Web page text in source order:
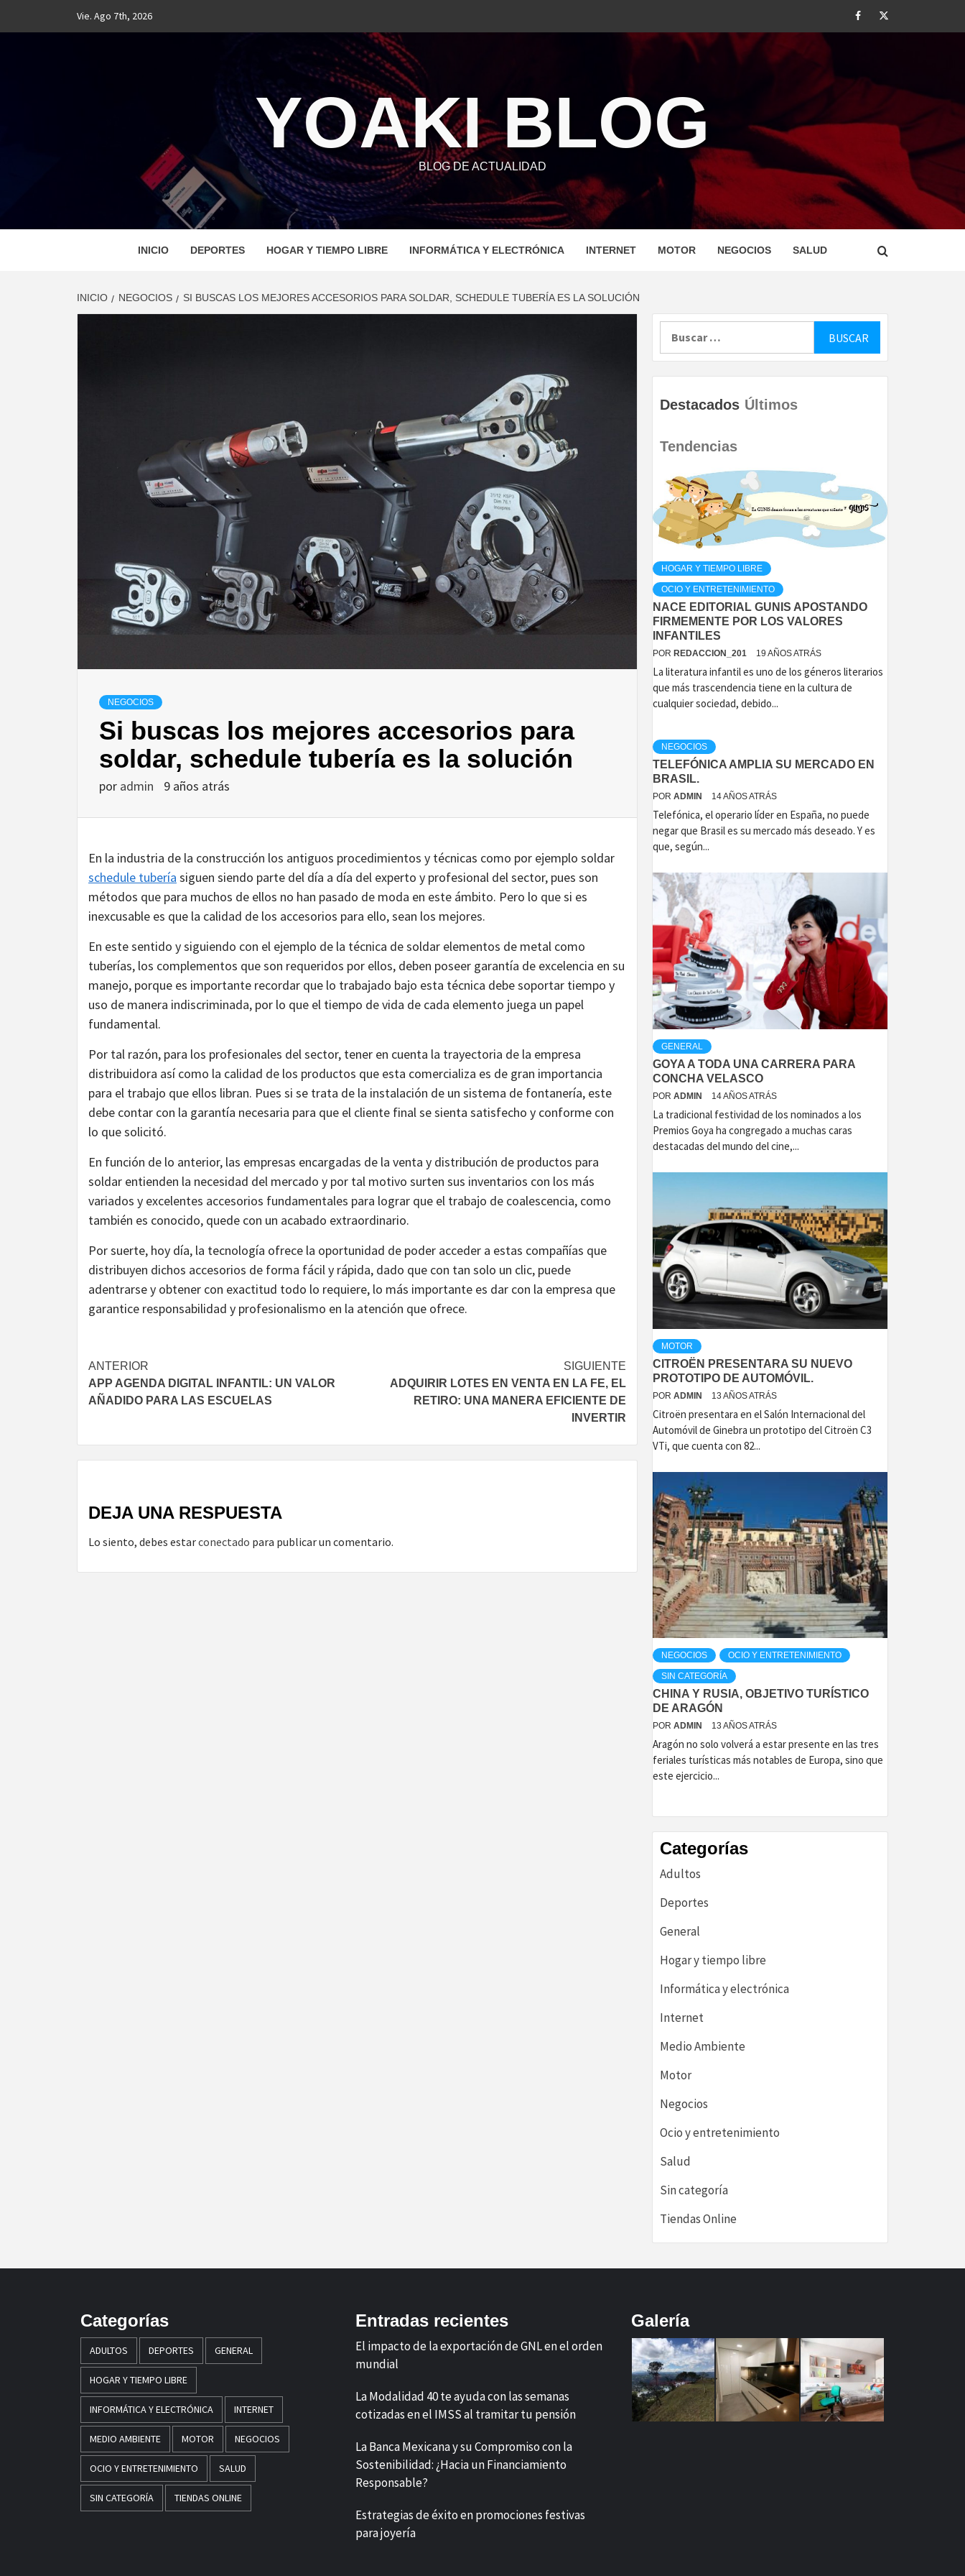
Vie. Ago 7th, 2026 # #
YOAKI BLOG
BLOG DE ACTUALIDAD
INICIO DEPORTES HOGAR Y TIEMPO LIBRE INFORMÁTICA Y ELECTRÓNICA INTERNET MOTOR NEGOCIOS SALUD
INICIO NEGOCIOS SI BUSCAS LOS MEJORES ACCESORIOS PARA SOLDAR, SCHEDULE TUBERÍA ES LA SOLUCIÓN
NEGOCIOS
Si buscas los mejores accesorios para
soldar, schedule tubería es la solución
por admin 9 años atrás
En la industria de la construcción los antiguos procedimientos y técnicas como por ejemplo soldar
schedule tubería siguen siendo parte del día a día del experto y profesional del sector, pues son
métodos que para muchos de ellos no han pasado de moda en este ámbito. Pero lo que si es
inexcusable es que la calidad de los accesorios para ello, sean los mejores.
En este sentido y siguiendo con el ejemplo de la técnica de soldar elementos de metal como
tuberías, los complementos que son requeridos por ellos, deben poseer garantía de excelencia en su
manejo, porque es importante recordar que lo trabajado bajo esta técnica debe soportar tiempo y
uso de manera indiscriminada, por lo que el tiempo de vida de cada elemento juega un papel
fundamental.
Por tal razón, para los profesionales del sector, tener en cuenta la trayectoria de la empresa
distribuidora así como la calidad de los productos que esta comercializa es de gran importancia
para el trabajo que ellos libran. Pues si se trata de la instalación de un sistema de fontanería, este
debe contar con la garantía necesaria para que el cliente final se sienta satisfecho y conforme con
lo que solicitó.
En función de lo anterior, las empresas encargadas de la venta y distribución de productos para
soldar entienden la necesidad del mercado y por tal motivo surten sus inventarios con los más
variados y excelentes accesorios fundamentales para lograr que el trabajo de coalescencia, como
también es conocido, quede con un acabado extraordinario.
Por suerte, hoy día, la tecnología ofrece la oportunidad de poder acceder a estas compañías que
distribuyen dichos accesorios de forma fácil y rápida, dado que con tan solo un clic, puede
adentrarse y obtener con exactitud todo lo requiere, lo más importante es dar con la empresa que
garantice responsabilidad y profesionalismo en la atención que ofrece.
Navegación
de
ANTERIOR
APP AGENDA DIGITAL INFANTIL: UN VALOR
AÑADIDO PARA LAS ESCUELAS
SIGUIENTE
ADQUIRIR LOTES EN VENTA EN LA FE, EL
RETIRO: UNA MANERA EFICIENTE DE
INVERTIR
DEJA UNA RESPUESTA
Lo siento, debes estarconectado para publicar un comentario.
Destacados Últimos
Tendencias
HOGAR Y TIEMPO LIBRE
OCIO Y ENTRETENIMIENTO
NACE EDITORIAL GUNIS APOSTANDO
FIRMEMENTE POR LOS VALORES
INFANTILES
POR REDACCION_201 19 AÑOS ATRÁS
La literatura infantil es uno de los géneros literarios
que más trascendencia tiene en la cultura de
cualquier sociedad, debido...
NEGOCIOS
TELEFÓNICA AMPLIA SU MERCADO EN
BRASIL.
POR ADMIN 14 AÑOS ATRÁS
Telefónica, el operario líder en España, no puede
negar que Brasil es su mercado más deseado. Y es
que, según...
GENERAL
GOYA A TODA UNA CARRERA PARA
CONCHA VELASCO
POR ADMIN 14 AÑOS ATRÁS
La tradicional festividad de los nominados a los
Premios Goya ha congregado a muchas caras
destacadas del mundo del cine,...
MOTOR
CITROËN PRESENTARA SU NUEVO
PROTOTIPO DE AUTOMÓVIL.
POR ADMIN 13 AÑOS ATRÁS
Citroën presentara en el Salón Internacional del
Automóvil de Ginebra un prototipo del Citroën C3
VTi, que cuenta con 82...
NEGOCIOS OCIO Y ENTRETENIMIENTO
SIN CATEGORÍA
CHINA Y RUSIA, OBJETIVO TURÍSTICO
DE ARAGÓN
POR ADMIN 13 AÑOS ATRÁS
Aragón no solo volverá a estar presente en las tres
feriales turísticas más notables de Europa, sino que
este ejercicio...
Categorías
Adultos
Deportes
General
Hogar y tiempo libre
Informática y electrónica
Internet
Medio Ambiente
Motor
Negocios
Ocio y entretenimiento
Salud
Sin categoría
Tiendas Online
Categorías
ADULTOS DEPORTES GENERAL
HOGAR Y TIEMPO LIBRE
INFORMÁTICA Y ELECTRÓNICA INTERNET
MEDIO AMBIENTE MOTOR NEGOCIOS
OCIO Y ENTRETENIMIENTO SALUD
SIN CATEGORÍA TIENDAS ONLINE
Entradas recientes
El impacto de la exportación de GNL en el orden
mundial
La Modalidad 40 te ayuda con las semanas
cotizadas en el IMSS al tramitar tu pensión
La Banca Mexicana y su Compromiso con la
Sostenibilidad: ¿Hacia un Financiamiento
Responsable?
Estrategias de éxito en promociones festivas
para joyería
Galería